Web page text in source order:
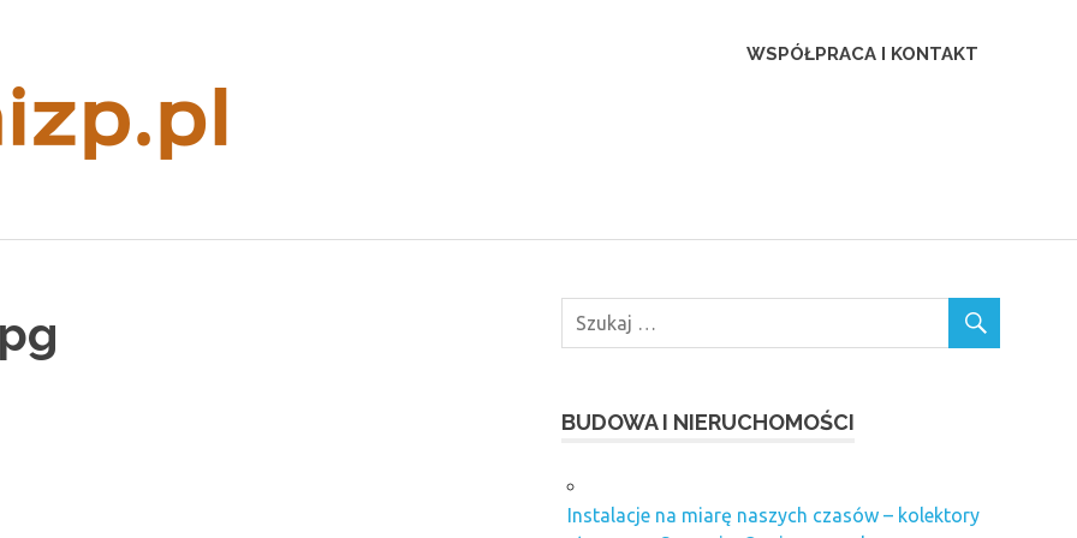
WSPÓŁPRACA I KONTAKT
BUDOWA I NIERUCHOMOŚCI
Instalacje na miarę naszych czasów – kolektory